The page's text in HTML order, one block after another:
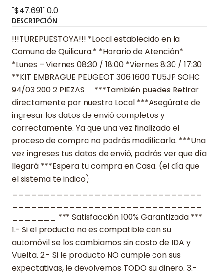
"$47.691"0.0
DESCRIPCIÓN
!!!TUREPUESTOYA!!! *Local establecido en la
Comuna de Quilicura.* *Horario de Atención*
*Lunes – Viernes 08:30 / 18:00 *Viernes 8:30 / 17:30
**KIT EMBRAGUE PEUGEOT 306 1600 TU5JP SOHC
94/03 200 2 PIEZAS ***También puedes Retirar
directamente por nuestro Local ***Asegúrate de
ingresar los datos de envió completos y
correctamente. Ya que una vez finalizado el
proceso de compra no podrás modificarlo. ***Una
vez ingreses tus datos de envió, podrás ver que día
llegará ***Espera tu compra en Casa. (el día que
el sistema te indico)
_______ *** Satisfacción 100% Garantizada ***
1.- Si el producto no es compatible con su
automóvil se los cambiamos sin costo de IDA y
Vuelta. 2.- Si le producto NO cumple con sus
expectativas, le devolvemos TODO su dinero. 3.-